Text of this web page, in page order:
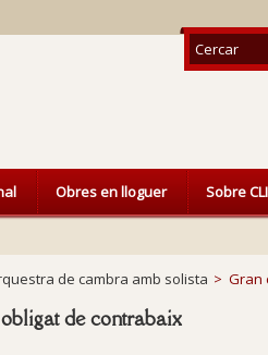
Obres en lloguer Sobre
de cambra amb solista > Gran
de contrabaix